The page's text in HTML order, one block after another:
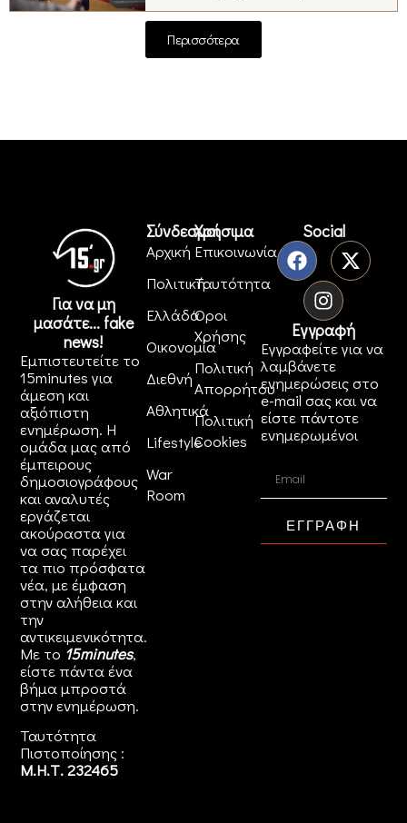
Περισσότερα
Για να μη
μασάτε... fake
news!
Εμπιστευτείτε το
15minutes για
άμεση και
αξιόπιστη
ενημέρωση. Η
ομάδα μας από
έμπειρους
δημοσιογράφους
και αναλυτές
εργάζεται
ακούραστα για
να σας παρέχει
τα πιο πρόσφατα
νέα, με έμφαση
στην αλήθεια και
την
αντικειμενικότητα.
Με το 15minutes,
είστε πάντα ένα
βήμα μπροστά
στηνενημέρωση.
Ταυτότητα
Πιστοποίησης :
Μ.Η.Τ. 232465
Σύνδεσμοι
Αρχική
Πολιτική
Ελλάδα
Οικονομία
Διεθνή
Αθλητικά
Lifestyle
War
Room
Χρήσιμα
Επικοινωνία
Ταυτότητα
Όροι
Χρήσης
Πολιτική
Απορρήτου
Πολιτική
Cookies
Social
Εγγραφή
Εγγραφείτε για να
λαμβάνετε
ενημερώσεις στο
e-mail σας και να
είστε πάντοτε
ενημερωμένοι
ΕΓΓΡΑΦΗ